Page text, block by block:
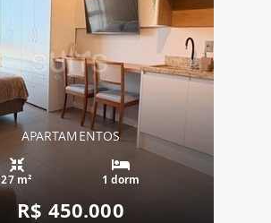
APARTAMENTOS
27 m² 1 dorm
R$ 450.000